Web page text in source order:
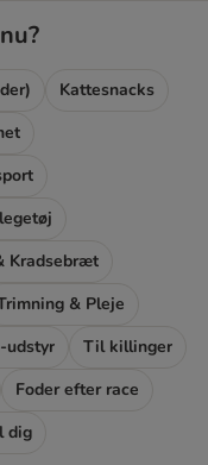
Kattesnacks
Kradsebræt
& Pleje
udstyr
Til killinger
Foder efter race
dig